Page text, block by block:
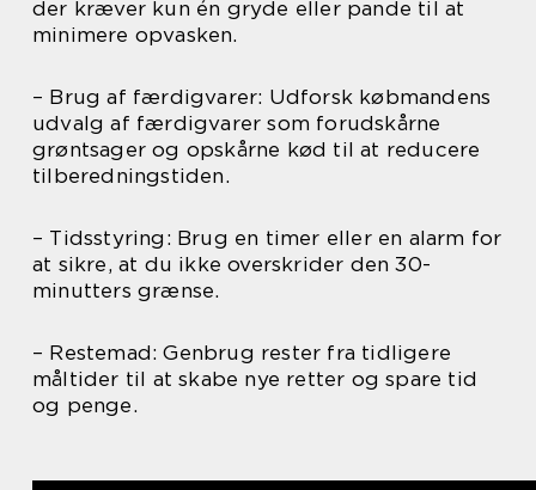
der kræver kun én gryde eller pande til at
minimere opvasken.
– Brug af færdigvarer: Udforsk købmandens
udvalg af færdigvarer som forudskårne
grøntsager og opskårne kød til at reducere
tilberedningstiden.
– Tidsstyring: Brug en timer eller en alarm for
at sikre, at du ikke overskrider den 30-
minutters grænse.
– Restemad: Genbrug rester fra tidligere
måltider til at skabe nye retter og spare tid
og penge.